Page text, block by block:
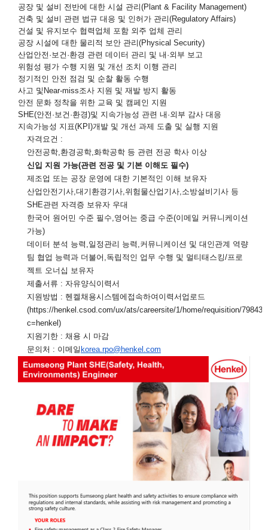
공장 및 설비 전반에 대한 시설 관리(Plant & Facility Management)
건축 및 설비 관련 법규 대응 및 인허가 관리(Regulatory Affairs)
건설 및 유지보수 협력업체 포함 외주 업체 관리
공장 시설에 대한 물리적 보안 관리(Physical Security)
산업안전 ·보건 ·환경 관련 데이터 관리 및 내 ·외부 보고
위험성 평가 수행 지원 및 개선 조치 이행 관리
정기적인 안전 점검 및 순찰 활동 수행
사고 및 Near-miss조사 지원 및 재발 방지 활동
안전 문화 정착을 위한 교육 및 캠페인 지원
SHE(안전 ·보건 ·환경)및 지속가능성 관련 내 ·외부 감사 대응
지속가능성 지표(KPI)개발 및 개선 과제 도출 및 실행 지원
자격요건 :
안전공학,환경공학,화학공학 등 관련 전공 학사 이상
신입 지원 가능(관련 전공 및 기본 이해도 필수)
제조업 또는 공장 운영에 대한 기본적인 이해 보유자
산업안전기사,대기환경기사,위험물산업기사,소방설비기사 등
SHE관련 자격증 보유자 우대
한국어 원어민 수준 필수,영어는 중급 수준(이메일 커뮤니케이션
가능)
데이터 분석 능력 ,일정관리 능력 ,커뮤니케이션 및 대인관계 역량
팀 협업 능력과 더불어 ,독립적인 업무 수행 및 멀티태스킹/프로
젝트 오너십 보유자
제출서류 : 자유양식 이력서
지원방법 : 헨켈채용시스템에 접속하여 이력서 업로드
(https://henkel.csod.com/ux/ats/careersite/1/home/requisition/79843?
c=henkel )
지원기한 : 채용 시 마감
문의처 : 이메일 korea.rpo@henkel.com